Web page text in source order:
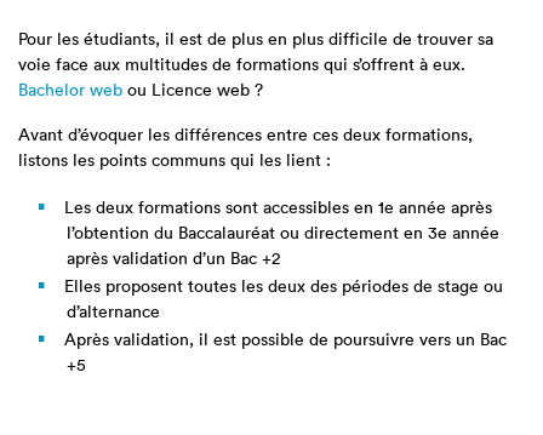
Pour les étudiants, il est de plus en plus difficile de trouver sa
voie face aux multitudes de formations qui s’offrent à eux.
Bachelor web ou Licence web ?
Avant d’évoquer les différences entre ces deux formations,
listons les points communs qui les lient :
Les deux formations sont accessibles en 1e année après
l’obtention du Baccalauréat ou directement en 3e année
après validation d’un Bac +2
Elles proposent toutes les deux des périodes de stage ou
d’alternance
Après validation, il est possible de poursuivre vers un Bac
+5